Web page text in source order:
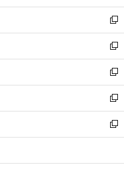
開
く
ウ
で
開
く
ン
ド
ウ
で
開
く
ウ
ィ
ン
ド
ウ
で
開
く
新
し
い
ウ
ィ
ン
ド
ウ
で
開
新
し
い
ウ
ィ
ン
ド
ウ
開
新
し
い
ウ
ィ
ン
ウ
新
し
い
ウ
ン
新
し
ウ